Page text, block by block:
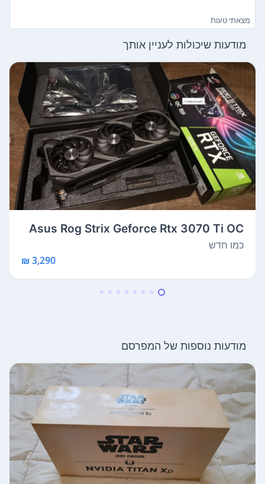
מצאתי טעות
מודעות שיכולות לעניין אותך
Asus Rog Strix Geforce Rtx 3070 Ti OC
Ed...
כמו חדש
3,290 ₪
מודעות נוספות של המפרסם